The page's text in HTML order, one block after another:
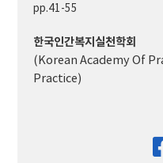
pp.41-55
한국인간복지실천학회
(Korean Academy Of
Practice)